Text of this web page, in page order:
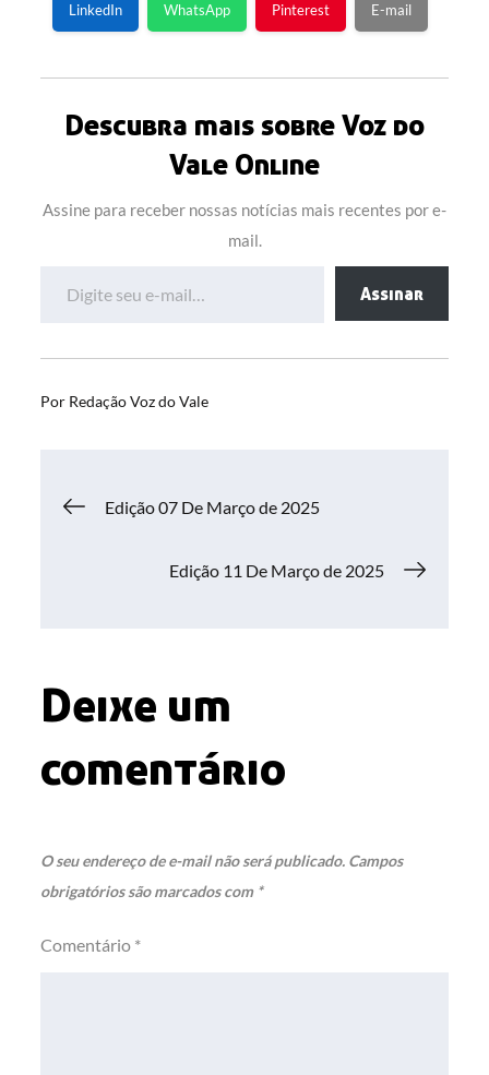
LinkedIn WhatsApp Pinterest E-mail
Descubra mais sobre Voz do
Vale Online
Assine para receber nossas notícias mais recentes por e-
mail.
Assinar
Por Redação Voz do Vale
Navegação
Edição 07 De Março de 2025
Edição 11 De Março de 2025
Deixe um
comentário
O seu endereço de e-mail não será publicado. Campos
obrigatórios são marcados com *
Comentário *